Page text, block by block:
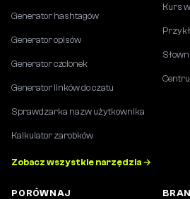
Generator hashtagów
Generator opisów
Generator czcionek
Generator linków do czatu
Sprawdzarka nazw użytkownika
Kalkulator zarobków
Zobacz wszystkie narzędzia →
Kurs
PORÓWNAJ